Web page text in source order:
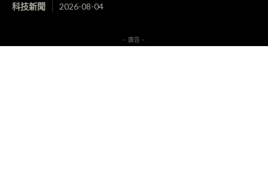
科技新聞 2026-08-04
- 廣告 -